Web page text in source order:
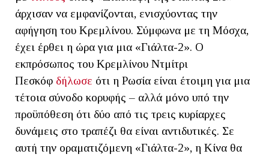
άρχισαν να εμφανίζονται, ενισχύοντας την
αφήγηση του Κρεμλίνου. Σύμφωνα με τη Μόσχα,
έχει έρθει η ώρα για μια «Γιάλτα-2». Ο
εκπρόσωπος του Κρεμλίνου Ντμίτρι
Πεσκόφ δήλωσε ότι η Ρωσία είναι έτοιμη για μια
τέτοια σύνοδο κορυφής – αλλά μόνο υπό την
προϋπόθεση ότι δύο από τις τρεις κυρίαρχες
δυνάμεις στο τραπέζι θα είναι αντιδυτικές. Σε
αυτή την οραματιζόμενη «Γιάλτα-2», η Κίνα θα